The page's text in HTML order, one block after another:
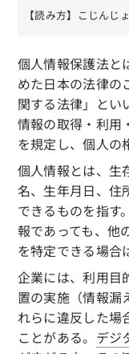
【読み方】こじんじ
個人情報保護法と
めた日本の法律の
関する法律」とい
情報の取得・利用
を規定し、個人の
個人情報とは、生
名、生年月日、住
できるものを指す
報であっても、他
を特定できる場合
企業には、利用目
置の実施（情報漏
れらに違反した場
ことがある。 デジ